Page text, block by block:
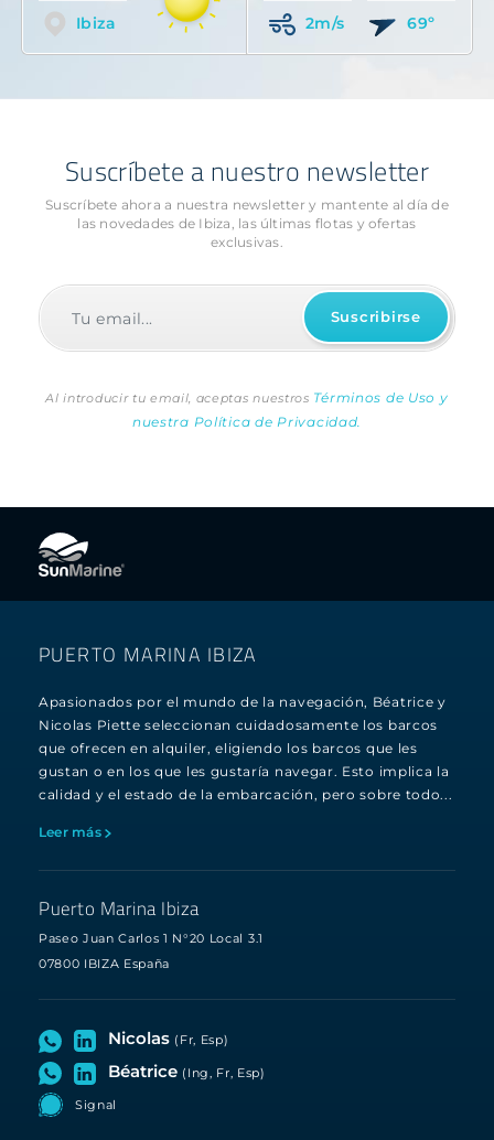
Ibiza 2m/s 69º
Suscríbete a nuestro newsletter
Suscríbete ahora a nuestra newsletter y mantente al día de
las novedades de Ibiza, las últimas flotas y ofertas
exclusivas.
Al introducir tu email, aceptas nuestros Términos de Uso y
nuestra Política de Privacidad.
PUERTO MARINA IBIZA
Apasionados por el mundo de la navegación, Béatrice y
Nicolas Piette seleccionan cuidadosamente los barcos
que ofrecen en alquiler, eligiendo los barcos que les
gustan o en los que les gustaría navegar. Esto implica la
calidad y el estado de la embarcación, pero sobre todo...
Leer más
Puerto Marina Ibiza
Paseo Juan Carlos 1 N°20 Local 3.1
07800 IBIZA España
Nicolas (Fr, Esp)
Béatrice (Ing, Fr, Esp)
Signal